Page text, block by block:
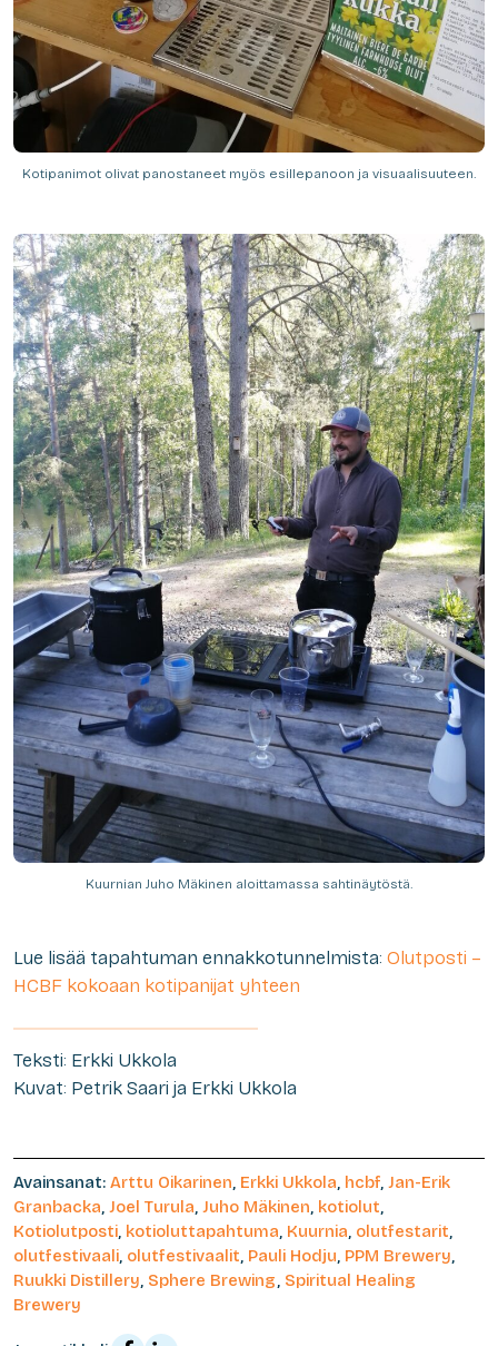
Kotipanimot olivat panostaneet myös esillepanoon ja visuaalisuuteen.
Kuurnian Juho Mäkinen aloittamassa sahtinäytöstä.
Lue lisää tapahtuman ennakkotunnelmista: Olutposti –
HCBF kokoaan kotipanijat yhteen
Teksti: Erkki Ukkola
Kuvat: Petrik Saari ja Erkki Ukkola
Avainsanat: Arttu Oikarinen, Erkki Ukkola, hcbf, Jan-Erik
Granbacka, Joel Turula, Juho Mäkinen, kotiolut,
Kotiolutposti, kotioluttapahtuma, Kuurnia, olutfestarit,
olutfestivaali, olutfestivaalit, Pauli Hodju, PPM Brewery,
Ruukki Distillery, Sphere Brewing, Spiritual Healing
Brewery